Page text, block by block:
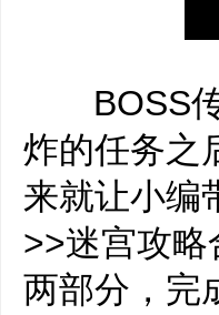
‌‍BOSS传
炸的任务之
来就让小编
>>迷宫攻
两部分，完